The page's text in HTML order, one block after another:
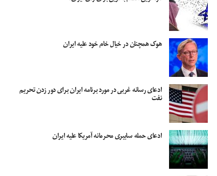
هوک همچنان در خیال خام خود علیه ایران
ادعای رسانه غربی در مورد برنامه ایران برای دور زدن تحریم
نفت
ادعای حمله سایبری محرمانه‌ آمریکا علیه ایران